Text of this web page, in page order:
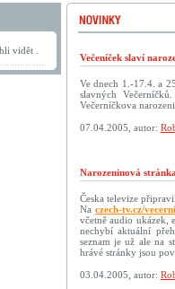
vidět .
Večeníček slaví
Ve dnech 1.-17.4. a
slavných
Večerníčkova
07.04.2005, autor:
Narozeninová
Česka televize
Naczech-tv.cz/
včetně audio ukázek,
nechybí aktuální
seznam je už ale na
hrávé stránky jsou
03.04.2005, autor: